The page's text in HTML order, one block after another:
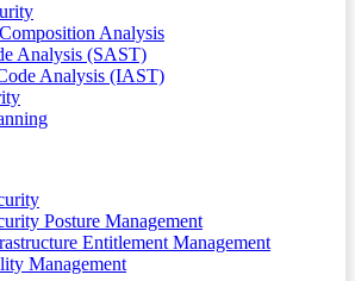
Analysis
Analysis (SAST)
Analysis (IAST)
Posture Management
Entitlement Management
Management